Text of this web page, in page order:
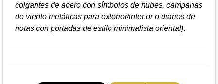
colgantes de acero con símbolos de nubes, campanas
de viento metálicas para exterior/interior o diarios de
notas con portadas de estilo minimalista oriental).